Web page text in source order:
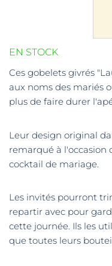
EN STOCK
Ces gobelets givrés
aux noms des mariés
plus de faire durer
Leur design original
remarqué à l'occasion
cocktail de mariage.
Les invités pourront
repartir avec pour
cette journée. Ils les
que toutes leurs